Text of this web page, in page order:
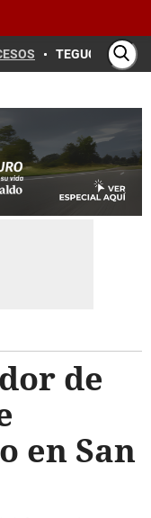
TEGUCIGALPA
de
en San